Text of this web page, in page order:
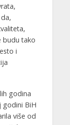
budu tako
i
godina
godini BiH
više od